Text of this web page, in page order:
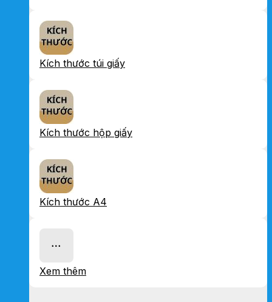
Kích thước túi giấy
Kích thước hộp giấy
Kích thước A4
Xem thêm